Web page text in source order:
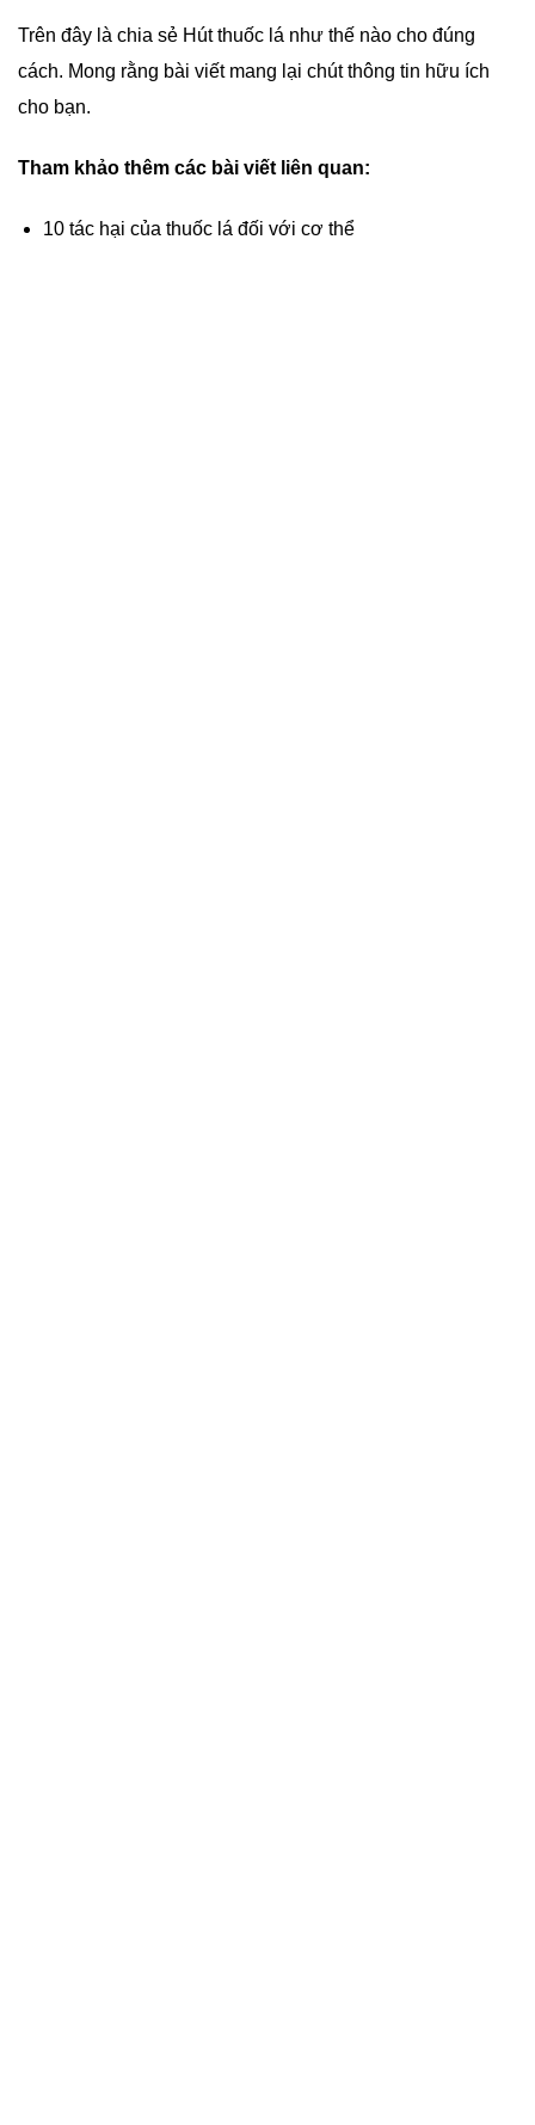
Trên đây là chia sẻ Hút thuốc lá như thế nào cho đúng
cách. Mong rằng bài viết mang lại chút thông tin hữu ích
cho bạn.
Tham khảo thêm các bài viết liên quan:
10 tác hại của thuốc lá đối với cơ thể